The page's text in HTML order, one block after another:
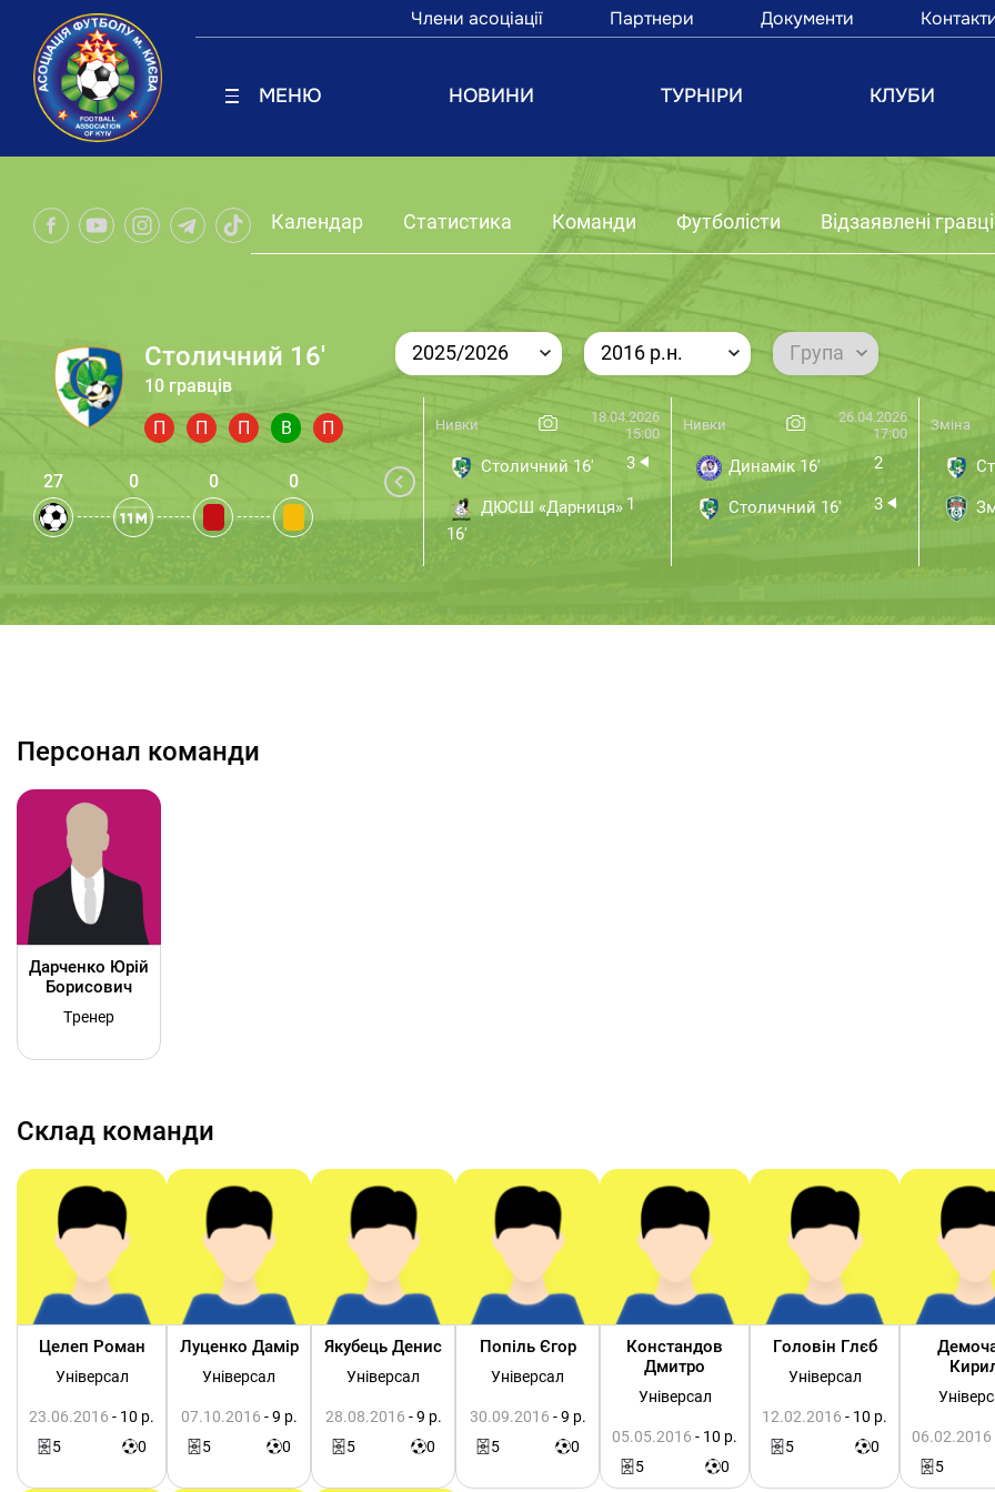
Члени асоціації Партнери Документи
МЕНЮ НОВИНИ ТУРНІРИ КЛУБИ
Календар Статистика Команди Футболісти Відзаявлені гравці
Столичний 16'
10 гравців
П П П В П
27 0 0 0
2025/2026 2016 р.н. Група
Нивки
18.04.2026
15:00
Столичний 16' 3
ДЮСШ «Дарниця»
16'
1
Нивки
26.04.2026
17:00
Динамік 16' 2
Столичний 16' 3
Зміна
Персонал команди
Дарченко Юрій
Борисович
Тренер
Склад команди
Целеп Роман
Універсал
23.06.2016 - 10 р.
5
0
Луценко Дамір
Універсал
07.10.2016 - 9 р.
5
0
Якубець Денис
Універсал
28.08.2016 - 9 р.
5
0
Попіль Єгор
Універсал
30.09.2016 - 9 р.
5
0
Констандов
Дмитро
Універсал
05.05.2016 - 10 р.
5
0
Головін Глєб
Універсал
12.02.2016 - 10 р.
5
0
06.02.2016
5